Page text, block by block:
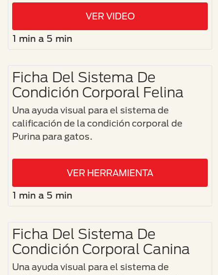
VER VIDEO
1 min a 5 min
Ficha Del Sistema De
Condición Corporal Felina
Una ayuda visual para el sistema de
calificación de la condición corporal de
Purina para gatos.
VER HERRAMIENTA
1 min a 5 min
Ficha Del Sistema De
Condición Corporal Canina
Una ayuda visual para el sistema de